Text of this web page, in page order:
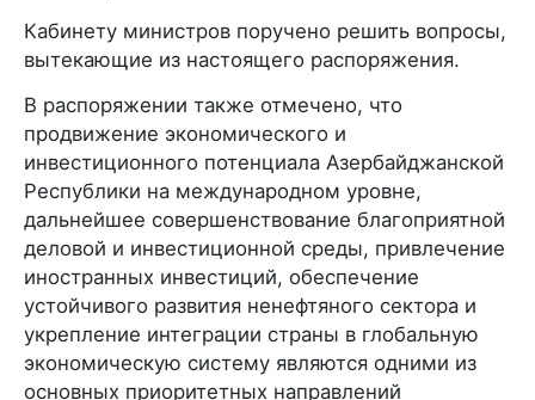
Кабинету министров поручено решить вопросы,
вытекающие из настоящего распоряжения.
В распоряжении также отмечено, что
продвижение экономического и
инвестиционного потенциала Азербайджанской
Республики на международном уровне,
дальнейшее совершенствование благоприятной
деловой и инвестиционной среды, привлечение
иностранных инвестиций, обеспечение
устойчивого развития ненефтяного сектора и
укрепление интеграции страны в глобальную
экономическую систему являются одними из
основных приоритетных направлений